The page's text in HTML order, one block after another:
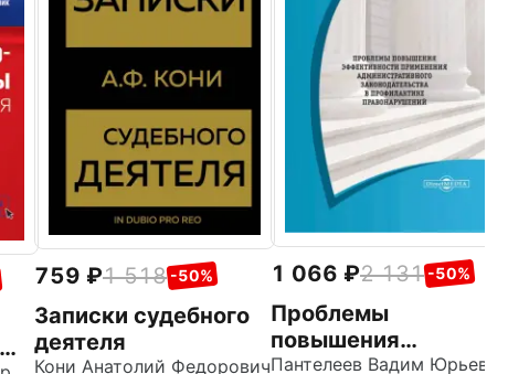
759 1 518 -50%
Записки судебного
деятеля
Кони Анатолий Федорович
1 066 2 131 -50%
Проблемы
повышения
эффективности